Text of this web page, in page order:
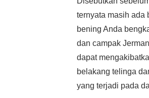
ternyata masih ada
bening Anda
dan campak
dapat
belakang telinga
yang terjadi pada